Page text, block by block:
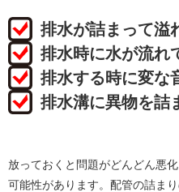
排水が詰まって溢
排水時に水が流れ
排水する時に変な
排水溝に異物を詰
放っておくと問題がどんどん悪
可能性があります。配管の詰ま